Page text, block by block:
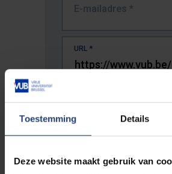
Toestemming Details
Deze website maakt gebruik van
E-mailadres *
URL *
De volledige URL van de pagina